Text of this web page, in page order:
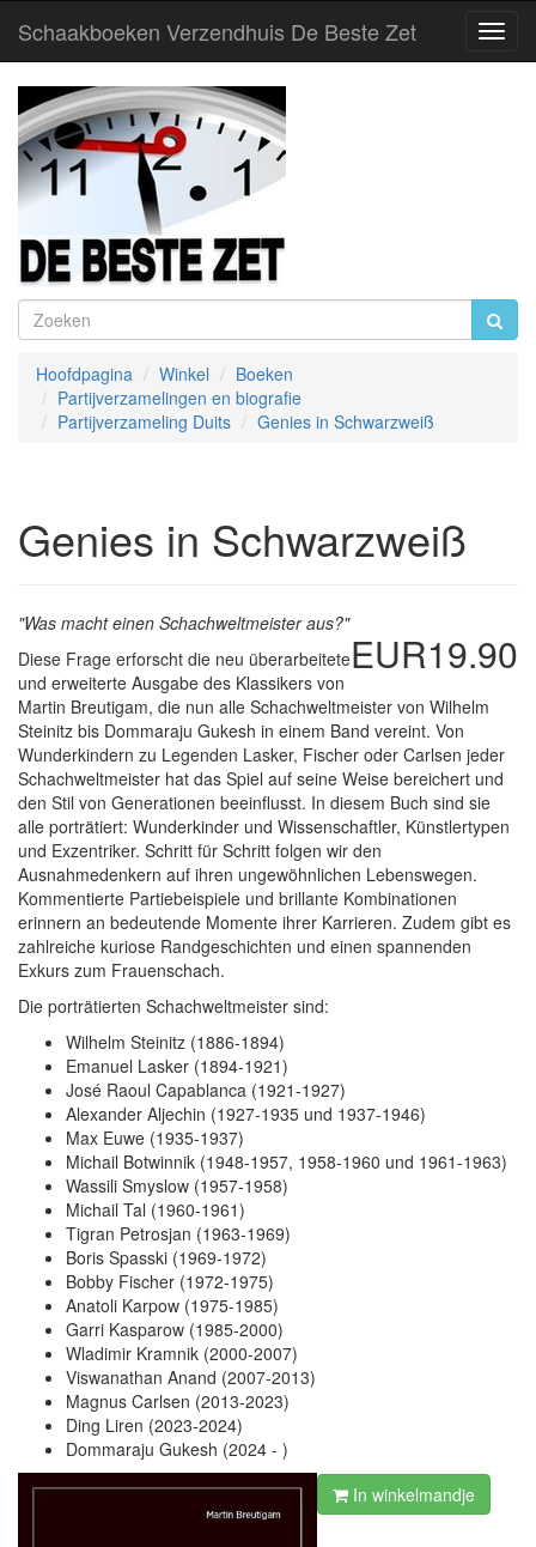
Schaakboeken Verzendhuis De Beste Zet
Hoofdpagina Winkel
Boeken
Partijverzamelingen en biografie
Partijverzameling Duits
Genies in Schwarzweiß
Genies in Schwarzweiß
EUR19.90
"Was macht einen Schachweltmeister aus?"
Diese Frage erforscht die neu überarbeitete
und erweiterte Ausgabe des Klassikers von
Martin Breutigam, die nun alle Schachweltmeister von Wilhelm
Steinitz bis Dommaraju Gukesh in einem Band vereint. Von
Wunderkindern zu Legenden Lasker, Fischer oder Carlsen jeder
Schachweltmeister hat das Spiel auf seine Weise bereichert und
den Stil von Generationen beeinflusst. In diesem Buch sind sie
alle porträtiert: Wunderkinder und Wissenschaftler, Künstlertypen
und Exzentriker. Schritt für Schritt folgen wir den
Ausnahmedenkern auf ihren ungewöhnlichen Lebenswegen.
Kommentierte Partiebeispiele und brillante Kombinationen
erinnern an bedeutende Momente ihrer Karrieren. Zudem gibt es
zahlreiche kuriose Randgeschichten und einen spannenden
Exkurs zum Frauenschach.
Die porträtierten Schachweltmeister sind:
Wilhelm Steinitz (1886-1894)
Emanuel Lasker (1894-1921)
José Raoul Capablanca (1921-1927)
Alexander Aljechin (1927-1935 und 1937-1946)
Max Euwe (1935-1937)
Michail Botwinnik (1948-1957, 1958-1960 und 1961-1963)
Wassili Smyslow (1957-1958)
Michail Tal (1960-1961)
Tigran Petrosjan (1963-1969)
Boris Spasski (1969-1972)
Bobby Fischer (1972-1975)
Anatoli Karpow (1975-1985)
Garri Kasparow (1985-2000)
Wladimir Kramnik (2000-2007)
Viswanathan Anand (2007-2013)
Magnus Carlsen (2013-2023)
Ding Liren (2023-2024)
Dommaraju Gukesh (2024 - )
In winkelmandje